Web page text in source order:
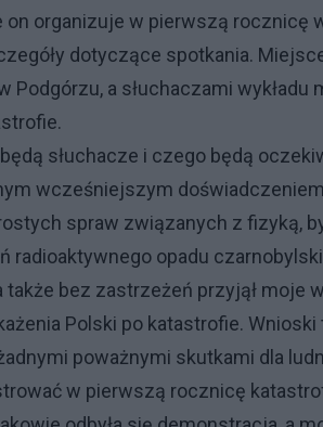
organizuje w pierwszą rocznicę
dotyczące spotkania.
Podgórzu, a słuchaczami
słuchacze i czego będą
wcześniejszym
spraw związanych z fizyką,
opadu
bez zastrzeżeń przyjął moje
Polski po katastrofie. Wnioski
poważnymi skutkami dla
w pierwszą rocznicę